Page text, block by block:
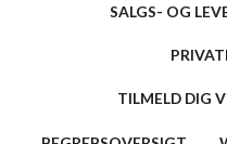
SALGS- OG
TILMELD DIG